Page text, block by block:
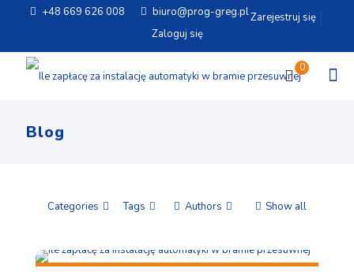
+48 669 626 008 biuro@prog-greg.plZarejestruj się
Zaloguj się
0
Blog
Categories Tags Authors Show all